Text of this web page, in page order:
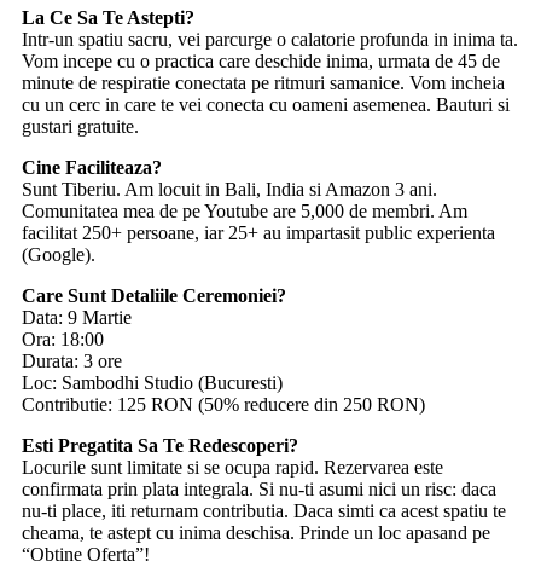
La Ce Sa Te Astepti?
Intr-un spatiu sacru, vei parcurge o calatorie profunda in inima ta.
Vom incepe cu o practica care deschide inima, urmata de 45 de
minute de respiratie conectata pe ritmuri samanice. Vom incheia
cu un cerc in care te vei conecta cu oameni asemenea. Bauturi si
gustari gratuite.
Cine Faciliteaza?
Sunt Tiberiu. Am locuit in Bali, India si Amazon 3 ani.
Comunitatea mea de pe Youtube are 5,000 de membri. Am
facilitat 250+ persoane, iar 25+ au impartasit public experienta
(Google).
Care Sunt Detaliile Ceremoniei?
Data: 9 Martie
Ora: 18:00
Durata: 3 ore
Loc: Sambodhi Studio (Bucuresti)
Contributie: 125 RON (50% reducere din 250 RON)
Esti Pregatita Sa Te Redescoperi?
Locurile sunt limitate si se ocupa rapid. Rezervarea este
confirmata prin plata integrala. Si nu-ti asumi nici un risc: daca
nu-ti place, iti returnam contributia. Daca simti ca acest spatiu te
cheama, te astept cu inima deschisa. Prinde un loc apasand pe
“Obtine Oferta”!